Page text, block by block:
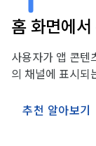
홈 화면에
사용자가 앱 콘텐
의 채널에 표시되
추천 알아보기